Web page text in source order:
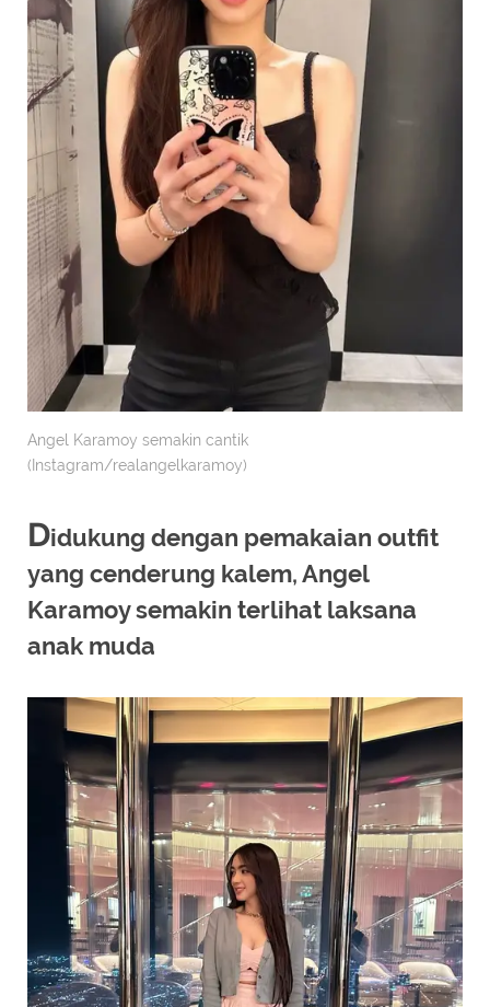
Angel Karamoy semakin cantik
(Instagram/realangelkaramoy)
Didukung dengan pemakaian outfit
yang cenderung kalem, Angel
Karamoy semakin terlihat laksana
anak muda